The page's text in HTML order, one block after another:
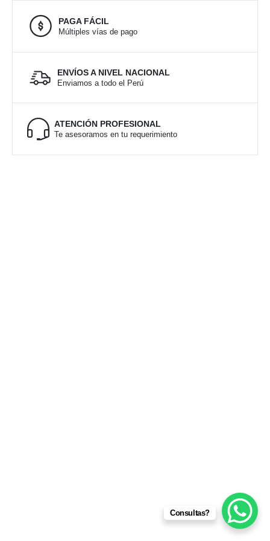
PAGA FÁCIL
Múltiples vías de pago
ENVÍOS A NIVEL NACIONAL
Enviamos a todo el Perú
ATENCIÓN PROFESIONAL
Te asesoramos en tu requerimiento
Consultas?